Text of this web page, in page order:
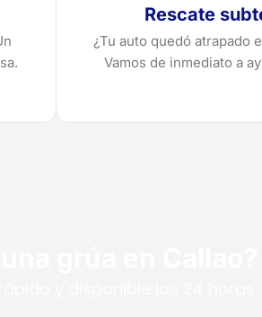
Rescate
¿Tu auto quedó atrapado
Vamos de inmediato a